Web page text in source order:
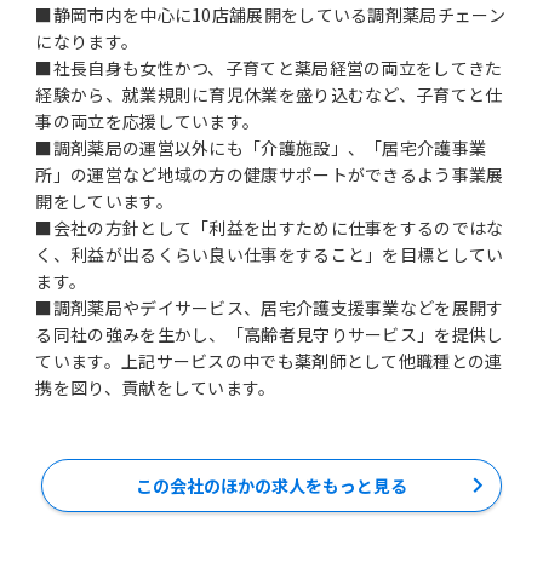
■静岡市内を中心に10店舗展開をしている調剤薬局チェーン
になります。
■社長自身も女性かつ、子育てと薬局経営の両立をしてきた
経験から、就業規則に育児休業を盛り込むなど、子育てと仕
事の両立を応援しています。
■調剤薬局の運営以外にも「介護施設」、「居宅介護事業
所」の運営など地域の方の健康サポートができるよう事業展
開をしています。
■会社の方針として「利益を出すために仕事をするのではな
く、利益が出るくらい良い仕事をすること」を目標としてい
ます。
■調剤薬局やデイサービス、居宅介護支援事業などを展開す
る同社の強みを生かし、「高齢者見守りサービス」を提供し
ています。上記サービスの中でも薬剤師として他職種との連
携を図り、貢献をしています。
この会社のほかの求人をもっと見る